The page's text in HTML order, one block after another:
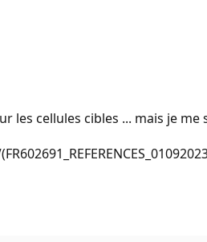
les cellules cibles ... mais je